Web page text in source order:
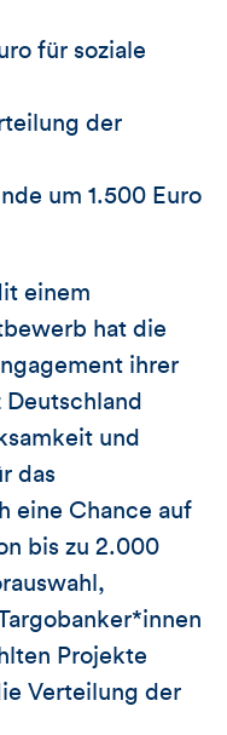
für soziale
der
um 1.500 Euro
einem
hat die
ihrer
und
das
eine Chance auf
bis zu 2.000
Projekte
Verteilung der